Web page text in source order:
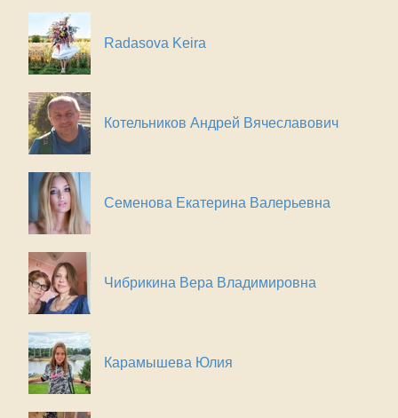
Radasova Keira
Котельников Андрей Вячеславович
Семенова Екатерина Валерьевна
Чибрикина Вера Владимировна
Карамышева Юлия